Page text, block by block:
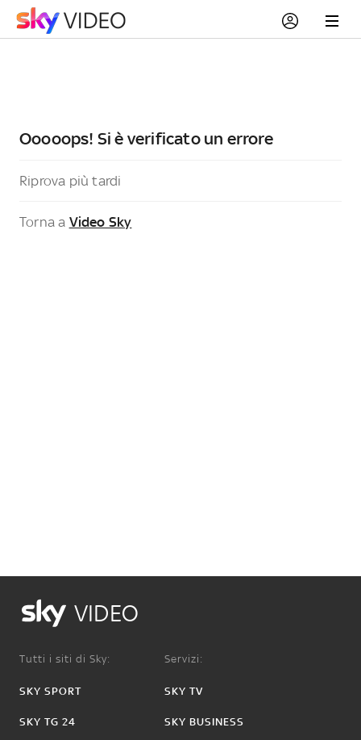
Ooooops! Si è verificato un errore
Riprova più tardi
Torna a Video Sky
VIDEO
Tutti i siti di Sky:
SKY SPORT
SKY TG 24
Servizi:
SKY TV
SKY BUSINESS